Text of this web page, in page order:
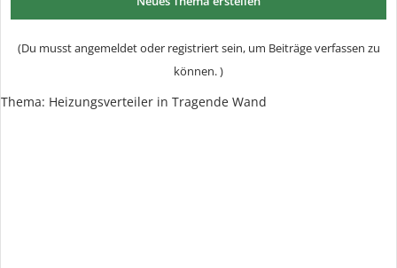
(Du musst angemeldet oder registriert sein, um Beiträge verfassen zu
können. )
Thema: Heizungsverteiler in Tragende Wand